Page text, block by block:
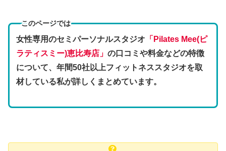
このページでは
女性専用のセミパーソナルスタジオ 「Pilates Mee(ピ
ラティスミー)恵比寿店」 の口コミや料金などの特徴
について、年間50社以上フィットネススタジオを取
材している私が詳しくまとめています。